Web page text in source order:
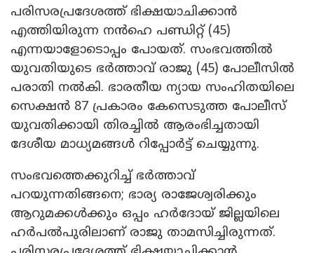
പരിസരപ്രദേശത്ത് ഭിക്ഷയാചിക്കാൻ
എത്തിയിരുന്ന നൻഹെ പണ്ഡിറ്റ് (45)
എന്നയാളോടൊപ്പം പോയത്. സംഭവത്തിൽ
യുവതിയുടെ ഭർത്താവ് രാജു (45) പോലീസിൽ
പരാതി നൽകി. ഭാരതീയ ന്യായ സംഹിതയിലെ
സെക്ഷൻ 87 പ്രകാരം കേസെടുത്ത പോലീസ്
യുവതിക്കായി തിരച്ചിൽ ആരംഭിച്ചതായി
ദേശീയ മാധ്യമങ്ങൾ റിപ്പോർട്ട് ചെയ്യുന്നു.
സംഭവത്തെക്കുറിച്ച് ഭർത്താവ്
പറയുന്നതിങ്ങനെ; ഭാര്യ രാജേശ്വരിക്കും
ആറുമക്കൾക്കും ഒപ്പം ഹർദോയ് ജില്ലയിലെ
ഹർപൽപുരിലാണ് രാജു താമസിച്ചിരുന്നത്.